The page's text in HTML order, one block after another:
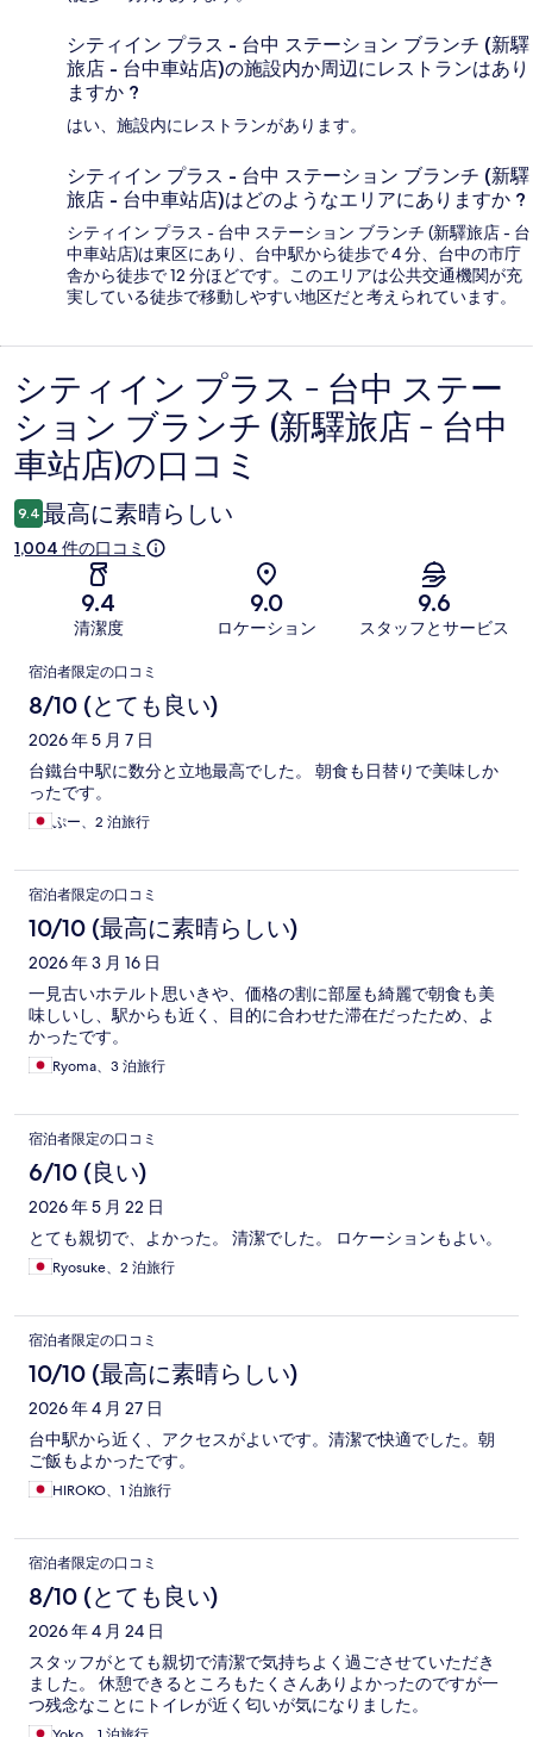
シティイン プラス - 台中 ステーション ブランチ (新驛
旅店 - 台中車站店)の施設内か周辺にレストランはあり
ますか ?
はい、施設内にレストランがあります。
シティイン プラス - 台中 ステーション ブランチ (新驛
旅店 - 台中車站店)はどのようなエリアにありますか ?
シティイン プラス - 台中 ステーション ブランチ (新驛旅店 - 台
中車站店)は東区にあり、台中駅から徒歩で 4 分、台中の市庁
舎から徒歩で 12 分ほどです。このエリアは公共交通機関が充
実している徒歩で移動しやすい地区だと考えられています。
口
コ
ミ
シティイン プラス - 台中 ステー
ション ブランチ (新驛旅店 - 台中
車站店)の口コミ
9.4 最高に素晴らしい
1,004 件の口コミ
9.4
清潔度
9.0
ロケーション
9.6
スタッフとサービス
口
コ
ミ
宿泊者限定の口コミ
8/10 (とても良い)
2026 年 5 月 7 日
台鐵台中駅に数分と立地最高でした。 朝食も日替りで美味しか
ったです。
ぷー、2 泊旅行
宿泊者限定の口コミ
10/10 (最高に素晴らしい)
2026 年 3 月 16 日
一見古いホテルト思いきや、価格の割に部屋も綺麗で朝食も美
味しいし、駅からも近く、目的に合わせた滞在だったため、よ
かったです。
Ryoma、3 泊旅行
宿泊者限定の口コミ
6/10 (良い)
2026 年 5 月 22 日
とても親切で、よかった。 清潔でした。 ロケーションもよい。
Ryosuke、2 泊旅行
宿泊者限定の口コミ
10/10 (最高に素晴らしい)
2026 年 4 月 27 日
台中駅から近く、アクセスがよいです。清潔で快適でした。朝
ご飯もよかったです。
HIROKO、1 泊旅行
宿泊者限定の口コミ
8/10 (とても良い)
2026 年 4 月 24 日
スタッフがとても親切で清潔で気持ちよく過ごさせていただき
ました。 休憩できるところもたくさんありよかったのですが一
つ残念なことにトイレが近く匂いが気になりました。